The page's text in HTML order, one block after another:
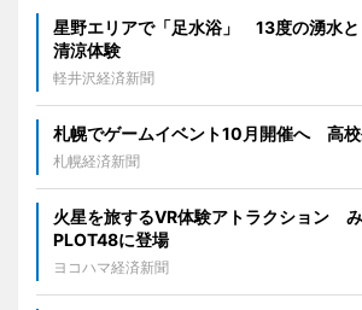
星野エリアで「足水浴」 13度の湧水と
清涼体験
軽井沢経済新聞
札幌でゲームイベント10月開催へ 高
札幌経済新聞
火星を旅するVR体験アトラクション
PLOT48に登場
ヨコハマ経済新聞